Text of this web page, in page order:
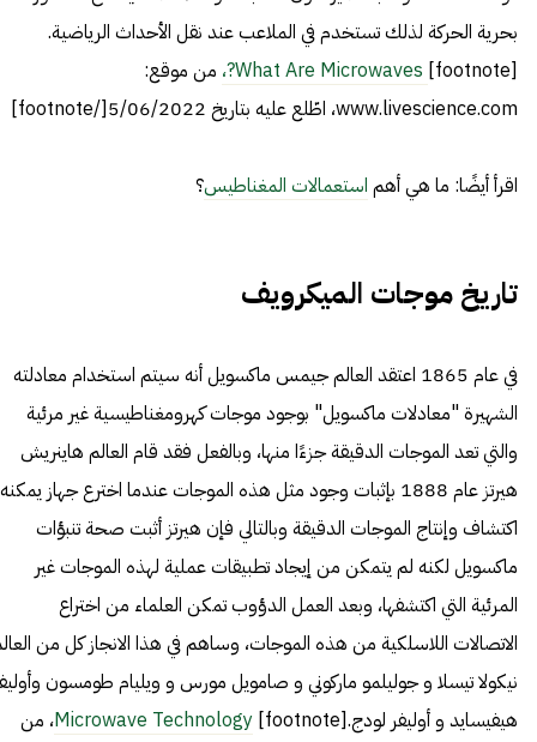
بحرية الحركة لذلك تستخدم في الملاعب عند نقل الأحداث الرياضية.
[footnote]
من موقع:
www.livescience.com، اطّلع عليه بتاريخ 5/06/2022[/footnote]
اقرأ أيضًا: ما هي أهم استعمالات المغناطيس؟
تاريخ موجات الميكرويف
في عام 1865 اعتقد العالم جيمس ماكسويل أنه سيتم استخدام معادلته
الشهيرة "معادلات ماكسويل" بوجود موجات كهرومغناطيسية غير مرئية
والتي تعد الموجات الدقيقة جزءًا منها، وبالفعل فقد قام العالم هاينريش
هيرتز عام 1888 بإثبات وجود مثل هذه الموجات عندما اخترع جهاز يمكنه
اكتشاف وإنتاج الموجات الدقيقة وبالتالي فإن هيرتز أثبت صحة تنبؤات
ماكسويل لكنه لم يتمكن من إيجاد تطبيقات عملية لهذه الموجات غير
المرئية التي اكتشفها، وبعد العمل الدؤوب تمكن العلماء من اختراع
الاتصالات اللاسلكية من هذه الموجات، وساهم في هذا الانجاز كل من
نيكولا تيسلا و جوليلمو ماركوني و صامويل مورس و ويليام طومسون
هيفيسايد و أوليفر لودج.[footnote]
Microwave Technology، من